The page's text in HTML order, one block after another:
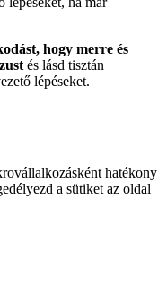
hogy merre és
és lásd tisztán
lépéseket.
hatékony
a sütiket az oldal